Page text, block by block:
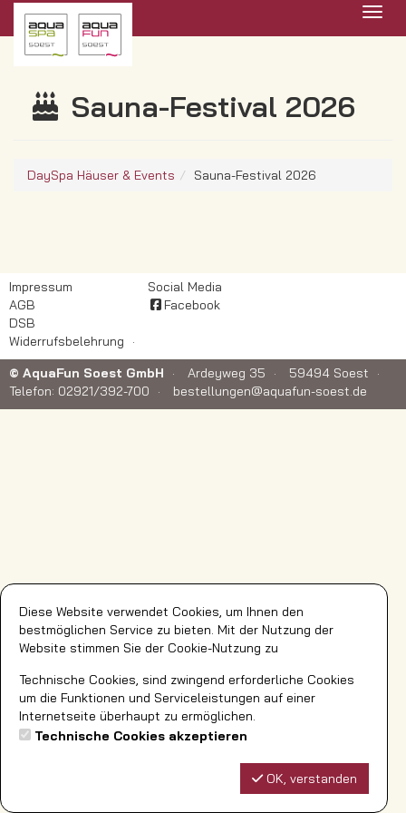
Sauna-Festival 2026
DaySpa Häuser & Events Sauna-Festival 2026
Impressum
AGB
DSB
Widerrufsbelehrung
Social Media
Facebook
© AquaFun Soest GmbH Ardeyweg 35
59494 Soest
Telefon: 02921/392-700
bestellungen@aquafun-soest.de
Diese Website verwendet Cookies, um Ihnen den
bestmöglichen Service zu bieten. Mit der Nutzung der
Website stimmen Sie der Cookie-Nutzung zu
Technische Cookies, sind zwingend erforderliche Cookies
um die Funktionen und Serviceleistungen auf einer
Internetseite überhaupt zu ermöglichen.
Technische Cookies akzeptieren
OK, verstanden